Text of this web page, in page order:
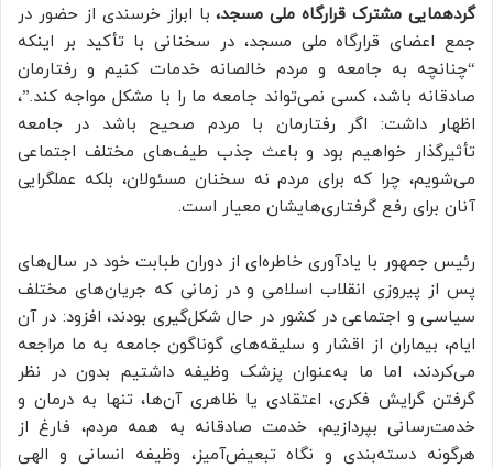
گردهمایی مشترک قرارگاه ملی مسجد،با ابراز خرسندی از حضور در
جمع اعضای قرارگاه ملی مسجد، در سخنانی با تأکید بر اینکه
“چنانچه به جامعه و مردم خالصانه خدمات کنیم و رفتارمان
صادقانه باشد، کسی نمی‌تواند جامعه ما را با مشکل مواجه کند.”،
اظهار داشت: اگر رفتارمان با مردم صحیح باشد در جامعه
تأثیرگذار خواهیم بود و باعث جذب طیف‌های مختلف اجتماعی
می‌شویم، چرا که برای مردم نه سخنان مسئولان، بلکه عملگرایی
آنان برای رفع گرفتاری‌هایشان معیار است.
رئیس جمهور با یادآوری خاطره‌ای از دوران طبابت خود در سال‌های
پس از پیروزی انقلاب اسلامی و در زمانی که جریان‌های مختلف
سیاسی و اجتماعی در کشور در حال شکل‌گیری بودند، افزود: در آن
ایام، بیماران از اقشار و سلیقه‌های گوناگون جامعه به ما مراجعه
می‌کردند، اما ما به‌عنوان پزشک وظیفه داشتیم بدون در نظر
گرفتن گرایش فکری، اعتقادی یا ظاهری آن‌ها، تنها به درمان و
خدمت‌رسانی بپردازیم، خدمت صادقانه به همه مردم، فارغ از
هرگونه دسته‌بندی و نگاه تبعیض‌آمیز، وظیفه انسانی و الهی